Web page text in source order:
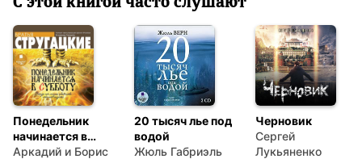
С этой книгой часто слушают
Понедельник
начинается в
субботу
Аркадий и Борис
20 тысяч лье под
водой
Жюль Габриэль
Черновик
Сергей
Лукьяненко